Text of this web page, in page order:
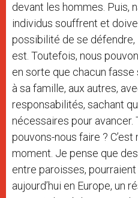
devant les hommes. Puis,
individus souffrent et
possibilité de se
est. Toutefois, nous
en sorte que chacun fasse
à sa famille, aux autres,
responsabilités, sachant
nécessaires pour avancer.
pouvons-nous faire ?
moment. Je pense que
entre paroisses,
aujourd’hui en Europe, un